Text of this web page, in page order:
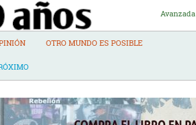
Avanzada
OTRO MUNDO ES POSIBLE